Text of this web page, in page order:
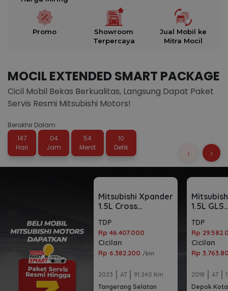
Promo
Showroom
Terpercaya
Jual Mobil ke
Mitra Mocil
MOCIL EXTENDED SMART PACKAGE
Cicil Mobil Bekas Berkualitas, Langsung Dapat Paket
Servis Resmi Mitsubishi Motors!
Berakhir Dalam
147
Hari
04
Jam
54
Menit
09
Detik
Mitsubishi Xpander
1.5L Cross
TDP
Rp 46.407.000
Cicilan
Rp 6.382.200 /bln
2023 AT
91.240 Km
Tangerang Selatan
1.5L GLS
TDP
Rp
Cicilan
Rp
2018 AT
Depok Kota
‹ ›